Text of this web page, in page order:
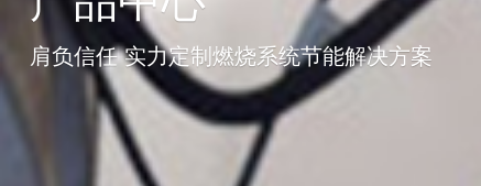
肩负信任 实力定制燃烧系统节能解决方案